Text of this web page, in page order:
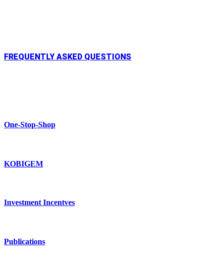
FREQUENTLY ASKED QUESTIONS
One-Stop-Shop
KOBIGEM
Investment Incentves
Publications